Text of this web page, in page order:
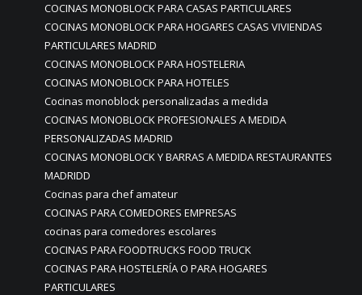
COCINAS MONOBLOCK PARA CASAS PARTICULARES
COCINAS MONOBLOCK PARA HOGARES CASAS VIVIENDAS
PARTICULARES MADRID
COCINAS MONOBLOCK PARA HOSTELERIA
COCINAS MONOBLOCK PARA HOTELES
Cocinas monoblock personalizadas a medida
COCINAS MONOBLOCK PROFESIONALES A MEDIDA
PERSONALIZADAS MADRID
COCINAS MONOBLOCK Y BARRAS A MEDIDA RESTAURANTES
MADRIDD
Cocinas para chef amateur
COCINAS PARA COMEDORES EMPRESAS
cocinas para comedores escolares
COCINAS PARA FOODTRUCKS FOOD TRUCK
COCINAS PARA HOSTELERÍA O PARA HOGARES
PARTICULARES